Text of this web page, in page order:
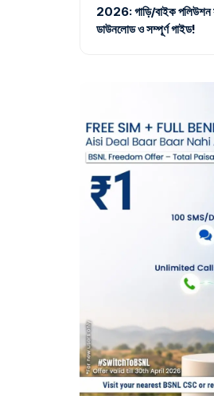
2026: গাড়ি/বাইক পলিউশন
ডাউনলোড ও সম্পূর্ণ গাইড!